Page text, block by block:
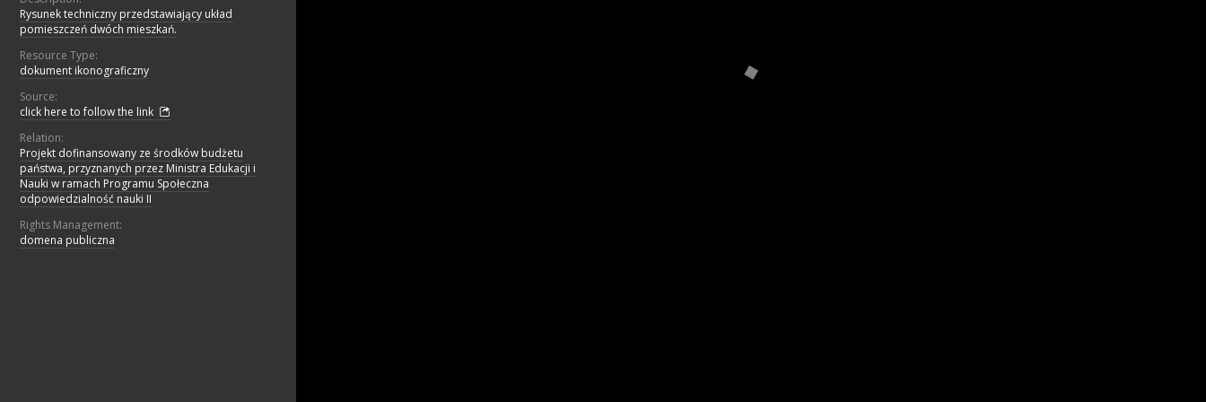
Rysunek techniczny przedstawiający układ
pomieszczeń dwóch mieszkań.
Resource Type:
dokument ikonograficzny
Source:
click here to follow the link
Relation:
Projekt dofinansowany ze środków budżetu
państwa, przyznanych przez Ministra Edukacji i
Nauki w ramach Programu Społeczna
odpowiedzialność nauki II
Rights Management:
domena publiczna